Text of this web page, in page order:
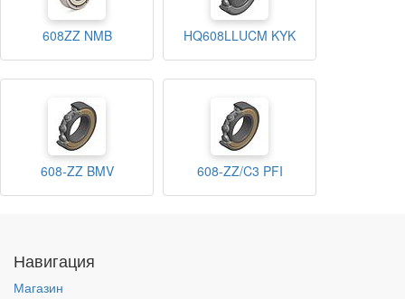
608ZZ NMB HQ608LLUCM KYK
608-ZZ BMV 608-ZZ/C3 PFI
Навигация
Магазин